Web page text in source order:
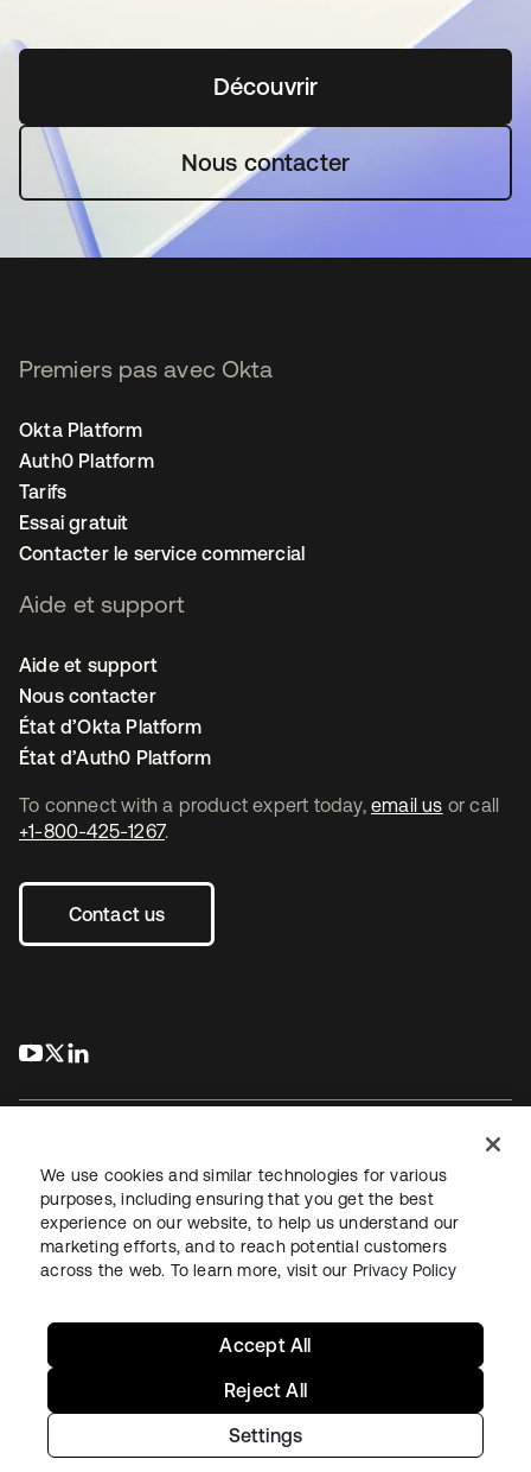
Découvrirs’ouvre dans un nouvel
Nous contacter
To connect with a product expert today, email us or call
+1-800-425-1267.
Contact us
s’ouvre dans un nouvel onglet
s’ouvre dans un nouvel onglet
Premiers pas avec Okta
Okta Platform
Auth0 Platform
Tarifs
Essai gratuit
Contacter le service commercial
Aide et support
Aide et support
Nous contacter
État d’Okta Platform
État d’Auth0 Platform
JuridiquePolitique de confidentialité
Conditions d’utilisation du siteSécuritéPlan du site
Paramètres des cookies
Copyright © 2026 Okta. Tous droits réservés.
We use cookies and similar technologies for various
purposes, including ensuring that you get the best
experience on our website, to help us understand our
marketing efforts, and to reach potential customers
across the web. To learn more, visit our Privacy Policy
Settings
Reject All
Accept All